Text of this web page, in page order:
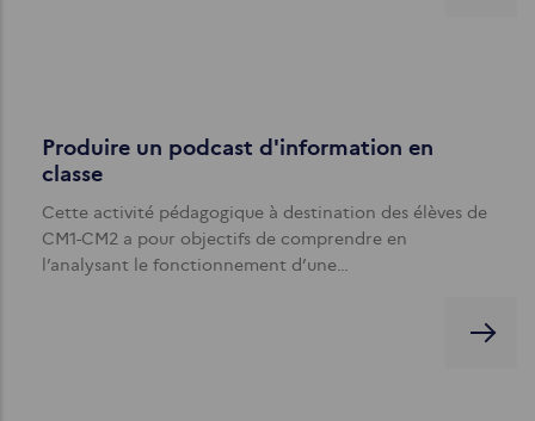
Produire un podcast d'information en
classe
Cette activité pédagogique à destination des élèves de
CM1-CM2 a pour objectifs de comprendre en
l’analysant le fonctionnement d’une…